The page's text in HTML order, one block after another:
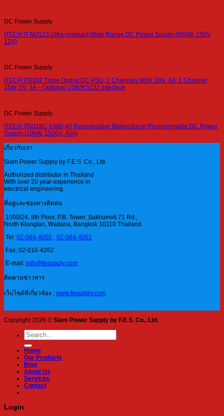
DC Power Supply
ITECH IT-M3123 Ultra-compact Wide Range DC Power Supply (850W, 150V,
12A)
DC Power Supply
ITECH IT6302 Triple Output DC PSU, 2 Channels 90W, 30V, 3A; 1 Channel
15W, 5V, 3A – Optional USB/RS232 interface
DC Power Supply
ITECH IT6018C-1500-40 Regenerative Bidirectional Programmable DC Power
Supply (18kW, 1500V, 40A)
เกี่ยวกับเรา
Siam Power Supply by F.E.S. Co., Ltd.
Authorized distributor in Thailand
With over 20 year-experience in
electrical engineering.
ที่อยู่และช่องทางติดต่อ
1000/24, 8th Floor, P.B. Tower, Sukhumvit 71 Rd.,
North Klongtan, Wattana, Bangkok 10110 Thailand
Tel: 02-064-4050 , 02-064-4051
Fax: 02-010-4262
E-mail: info@fesupply.com
ติดตามข่าวสาร
เว็บไซต์ที่เกี่ยวข้อง : www.fesupply.com
Copyright 2026 © Siam Power Supply by F.E.S. Co., Ltd.
Search
for:
Home
Our Products
Blog
About Us
Services
Contact
Login